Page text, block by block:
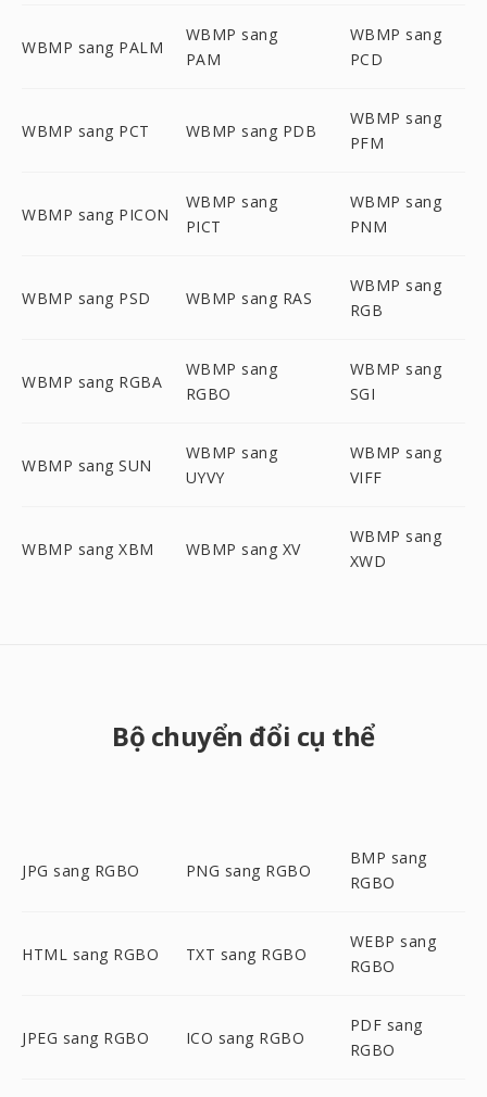
WBMP sang PALM
WBMP sang
PAM
WBMP sang
PCD
WBMP sang PCT WBMP sang PDB
WBMP sang
PFM
WBMP sang PICON
WBMP sang
PICT
WBMP sang
PNM
WBMP sang PSD WBMP sang RAS
WBMP sang
RGB
WBMP sang RGBA
WBMP sang
RGBO
WBMP sang
SGI
WBMP sang SUN
WBMP sang
UYVY
WBMP sang
VIFF
WBMP sang XBM WBMP sang XV
WBMP sang
XWD
Bộ chuyển đổi cụ thể
JPG sang RGBO PNG sang RGBO
BMP sang
RGBO
HTML sang RGBO TXT sang RGBO
WEBP sang
RGBO
JPEG sang RGBO ICO sang RGBO
PDF sang
RGBO